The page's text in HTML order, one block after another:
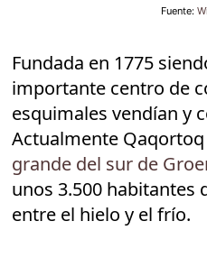
Fuente:
Fundada en 1775
importante centro de
esquimales vendían y
Actualmente
grande del sur de
unos 3.500 habitantes
entre el hielo y el frío.